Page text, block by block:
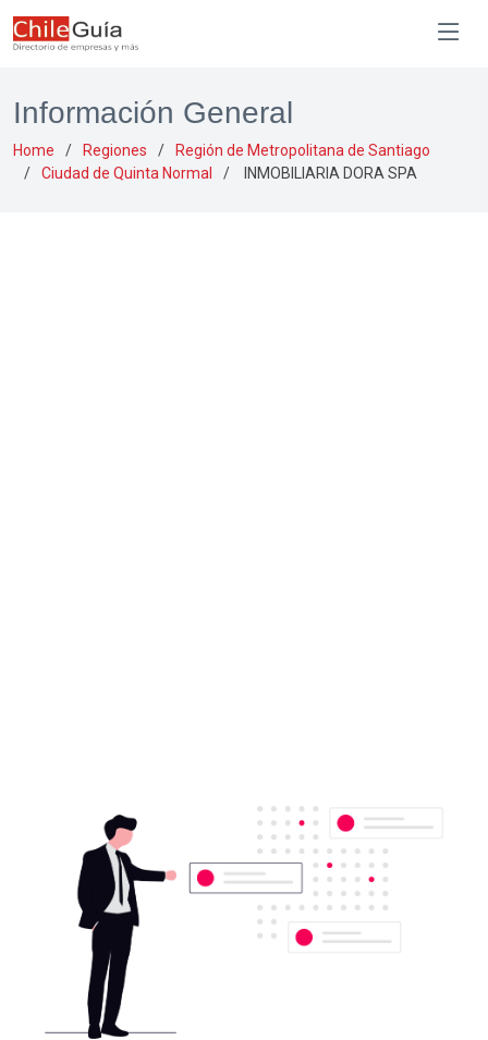
Información General
Home Regiones
Región de Metropolitana de Santiago
Ciudad de Quinta Normal
INMOBILIARIA DORA SPA